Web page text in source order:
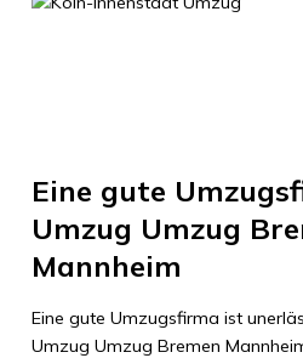
Eine gute
Umzug Umzug
Mannheim
Eine gute Umzugsfirma ist
Umzug Umzug Bremen